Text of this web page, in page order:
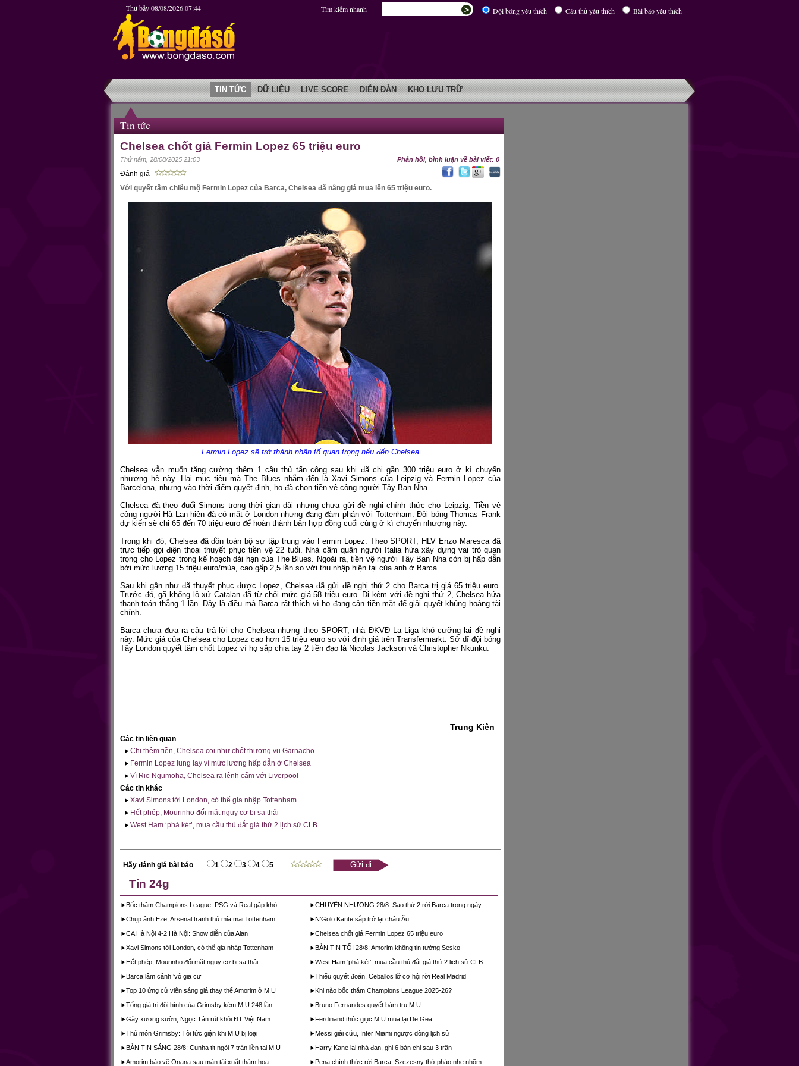
Thứ bảy 08/08/2026 07:44 Đội bóng yêu thích Cầu thủ yêu thích Bài báo yêu thích
Tìm kiếm nhanh
TIN TỨC DỮ LIỆU LIVE SCORE DIỄN ĐÀN KHO LƯU TRỮ
Tin tức
Chelsea chốt giá Fermin Lopez 65 triệu euro
Thứ năm, 28/08/2025 21:03 Phản hồi, bình luận về bài viết: 0
Đánh giá
Với quyết tâm chiêu mộ Fermin Lopez của Barca, Chelsea đã nâng giá mua lên 65 triệu euro.
Fermin Lopez sẽ trở thành nhân tố quan trọng nếu đến Chelsea
Chelsea vẫn muốn tăng cường thêm 1 cầu thủ tấn công sau khi đã chi gần 300 triệu euro ở kì chuyển
nhượng hè này. Hai mục tiêu mà The Blues nhắm đến là Xavi Simons của Leipzig và Fermin Lopez của
Barcelona, nhưng vào thời điểm quyết định, họ đã chọn tiền vệ công người Tây Ban Nha.
Chelsea đã theo đuổi Simons trong thời gian dài nhưng chưa gửi đề nghị chính thức cho Leipzig. Tiền vệ
công người Hà Lan hiện đã có mặt ở London nhưng đang đàm phán với Tottenham. Đội bóng Thomas Frank
dự kiến sẽ chi 65 đến 70 triệu euro để hoàn thành bản hợp đồng cuối cùng ở kì chuyển nhượng này.
Trong khi đó, Chelsea đã dồn toàn bộ sự tập trung vào Fermin Lopez. Theo SPORT, HLV Enzo Maresca đã
trực tiếp gọi điện thoại thuyết phục tiền vệ 22 tuổi. Nhà cầm quân người Italia hứa xây dựng vai trò quan
trọng cho Lopez trong kế hoạch dài hạn của The Blues. Ngoài ra, tiền vệ người Tây Ban Nha còn bị hấp dẫn
bởi mức lương 15 triệu euro/mùa, cao gấp 2,5 lần so với thu nhập hiện tại của anh ở Barca.
Sau khi gần như đã thuyết phục được Lopez, Chelsea đã gửi đề nghị thứ 2 cho Barca trị giá 65 triệu euro.
Trước đó, gã khổng lồ xứ Catalan đã từ chối mức giá 58 triệu euro. Đi kèm với đề nghị thứ 2, Chelsea hứa
thanh toán thẳng 1 lần. Đây là điều mà Barca rất thích vì họ đang cần tiền mặt để giải quyết khủng hoảng tài
chính.
Barca chưa đưa ra câu trả lời cho Chelsea nhưng theo SPORT, nhà ĐKVĐ La Liga khó cưỡng lại đề nghị
này. Mức giá của Chelsea cho Lopez cao hơn 15 triệu euro so với định giá trên Transfermarkt. Sở dĩ đội bóng
Tây London quyết tâm chốt Lopez vì họ sắp chia tay 2 tiền đạo là Nicolas Jackson và Christopher Nkunku.
Trung Kiên
Các tin liên quan
Chi thêm tiền, Chelsea coi như chốt thương vụ Garnacho
Fermin Lopez lung lay vì mức lương hấp dẫn ở Chelsea
Vì Rio Ngumoha, Chelsea ra lệnh cấm với Liverpool
Các tin khác
Xavi Simons tới London, có thể gia nhập Tottenham
Hết phép, Mourinho đối mặt nguy cơ bị sa thải
West Ham ‘phá két’, mua cầu thủ đắt giá thứ 2 lịch sử CLB
Hãy đánh giá bài báo 1 2 3 4 5
Tin 24g
Bốc thăm Champions League: PSG và Real gặp khó
Chụp ảnh Eze, Arsenal tranh thủ mỉa mai Tottenham
CA Hà Nội 4-2 Hà Nội: Show diễn của Alan
Xavi Simons tới London, có thể gia nhập Tottenham
Hết phép, Mourinho đối mặt nguy cơ bị sa thải
Barca lâm cảnh ‘vô gia cư’
Top 10 ứng cử viên sáng giá thay thế Amorim ở M.U
Tổng giá trị đội hình của Grimsby kém M.U 248 lần
Gãy xương sườn, Ngọc Tân rút khỏi ĐT Việt Nam
Thủ môn Grimsby: Tôi tức giận khi M.U bị loại
BẢN TIN SÁNG 28/8: Cunha tịt ngòi 7 trận liền tại M.U
Amorim bảo vệ Onana sau màn tái xuất thảm họa
CHUYỂN NHƯỢNG 28/8: Sao thứ 2 rời Barca trong ngày
N’Golo Kante sắp trở lại châu Âu
Chelsea chốt giá Fermin Lopez 65 triệu euro
BẢN TIN TỐI 28/8: Amorim không tin tưởng Sesko
West Ham ‘phá két’, mua cầu thủ đắt giá thứ 2 lịch sử CLB
Thiếu quyết đoán, Ceballos lỡ cơ hội rời Real Madrid
Khi nào bốc thăm Champions League 2025-26?
Bruno Fernandes quyết bám trụ M.U
Ferdinand thúc giục M.U mua lại De Gea
Messi giải cứu, Inter Miami ngược dòng lịch sử
Harry Kane lại nhả đạn, ghi 6 bàn chỉ sau 3 trận
Pena chính thức rời Barca, Szczesny thở phào nhẹ nhõm